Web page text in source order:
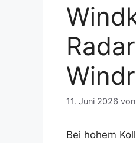
11. Juni 2026 von
Bei hohem